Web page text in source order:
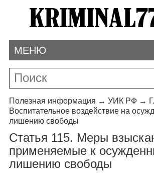
МЕНЮ
Полезная информация → УИК РФ→
Воспитательное воздействие на
лишению свободы
Статья 115. Меры
применяемые к
лишению свободы